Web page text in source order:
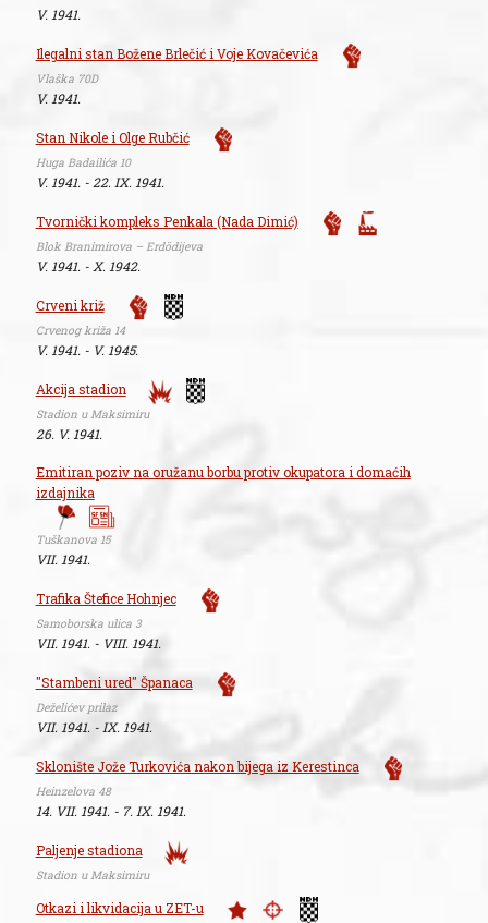
V. 1941.
Ilegalni stan Božene Brlečić i Voje Kovačevića
Vlaška 70D
V. 1941.
Stan Nikole i Olge Rubčić
Huga Badailića 10
V. 1941. - 22. IX. 1941.
Tvornički kompleks Penkala (Nada Dimić)
Blok Branimirova – Erdödijeva
V. 1941. - X. 1942.
Crveni križ
Crvenog križa 14
V. 1941. - V. 1945.
Akcija stadion
Stadion u Maksimiru
26. V. 1941.
Emitiran poziv na oružanu borbu protiv okupatora i domaćih
izdajnika
Tuškanova 15
VII. 1941.
Trafika Štefice Hohnjec
Samoborska ulica 3
VII. 1941. - VIII. 1941.
"Stambeni ured" Španaca
Deželićev prilaz
VII. 1941. - IX. 1941.
Sklonište Jože Turkovića nakon bijega iz Kerestinca
Heinzelova 48
14. VII. 1941. - 7. IX. 1941.
Paljenje stadiona
Stadion u Maksimiru
Otkazi i likvidacija u ZET-u